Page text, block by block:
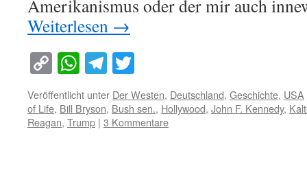
Amerikanismus oder der mir auch
Weiterlesen →
Copy
Link
WhatsApp
Telegram
Veröffentlicht unter Der Westen, Deutschland, Geschichte, USA
of Life, Bill Bryson, Bush sen., Hollywood, John F. Kennedy,
Reagan, Trump | 3 Kommentare